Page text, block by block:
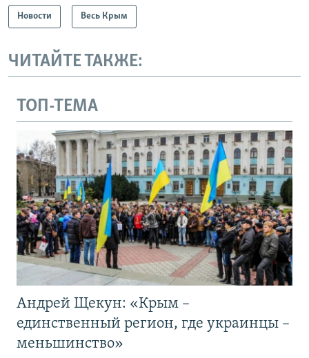
Новости Весь Крым
ЧИТАЙТЕ ТАКЖЕ:
ТОП-ТЕМА
Андрей Щекун: «Крым –
единственный регион, где украинцы –
меньшинство»